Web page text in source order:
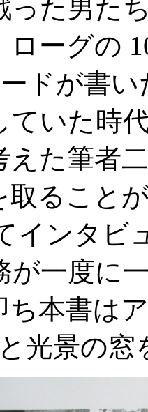
った男た
ローグの
ドが書
ていた時
えた筆者
取ること
インタビ
が一度に
ち本書は
光景の窓